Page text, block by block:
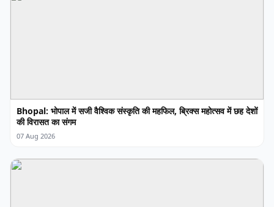
Bhopal: भोपाल में सजी वैश्विक संस्कृति की महफिल, ब्रिक्स महोत्सव में छह देशों
की विरासत का संगम
07 Aug 2026